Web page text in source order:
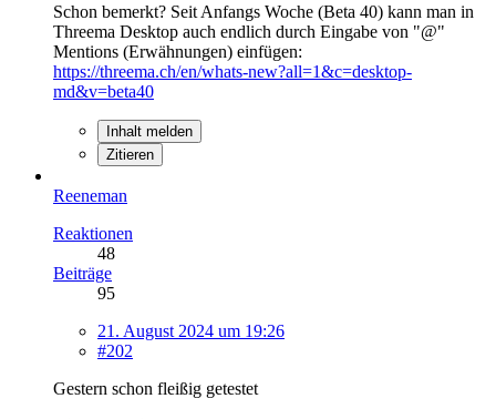
Schon bemerkt? Seit Anfangs Woche (Beta 40) kann man in
Threema Desktop auch endlich durch Eingabe von "@"
Mentions (Erwähnungen) einfügen:
https://threema.ch/en/whats-new?all=1&c=desktop-
md&v=beta40
Inhalt melden
Zitieren
Reeneman
Reaktionen
48
Beiträge
95
21. August 2024 um 19:26
#202
Gestern schon fleißig getestet